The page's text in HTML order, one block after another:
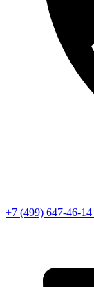
+7 (499) 647-46-14